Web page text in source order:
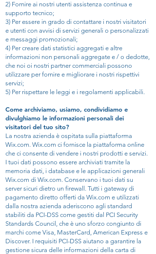
2) Fornire ai nostri utenti assistenza continua e
supporto tecnico;
3) Per essere in grado di contattare i nostri visitatori
e utenti con avvisi di servizi generali o personalizzati
e messaggi promozionali;
4) Per creare dati statistici aggregati e altre
informazioni non personali aggregate e / o dedotte,
che noi oi nostri partner commerciali possono
utilizzare per fornire e migliorare i nostri rispettivi
servizi;
5) Per rispettare le leggi e i regolamenti applicabili.
Come archiviamo, usiamo, condividiamo e
divulghiamo le informazioni personali dei
visitatori del tuo sito?
La nostra azienda è ospitata sulla piattaforma
Wix.com. Wix.com ci fornisce la piattaforma online
che ci consente di vendere i nostri prodotti e servizi.
I tuoi dati possono essere archiviati tramite la
memoria dati, i database e le applicazioni generali
Wix.com di Wix.com. Conservano i tuoi dati su
server sicuri dietro un firewall. Tutti i gateway di
pagamento diretto offerti da Wix.com e utilizzati
dalla nostra azienda aderiscono agli standard
stabiliti da PCI-DSS come gestiti dal PCI Security
Standards Council, che è uno sforzo congiunto di
marchi come Visa, MasterCard, American Express e
Discover. I requisiti PCI-DSS aiutano a garantire la
gestione sicura delle informazioni della carta di